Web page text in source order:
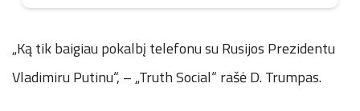
„Ką tik baigiau pokalbį telefonu su Rusijos Prezidentu
Vladimiru Putinu“, – „Truth Social“ rašė D. Trumpas.